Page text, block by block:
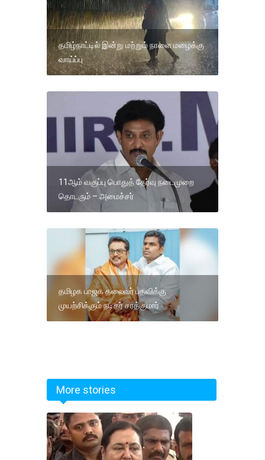
தமிழ்நாட்டில் இன்று மற்றும் நாளை மழைக்கு
வாய்ப்பு
11ஆம் வகுப்பு பொதுத் தேர்வு நடைமுறை
தொடரும் – அமைச்சர்
தமிழக பாஜக தலைவர் பதவிக்கு
முயற்சிக்கும் நடிகர் சரத்குமார்
More stories